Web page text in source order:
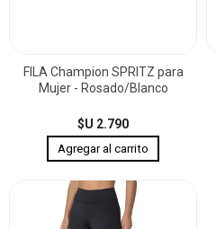
FILA Champion SPRITZ para
Mujer - Rosado/Blanco
$U 2.790